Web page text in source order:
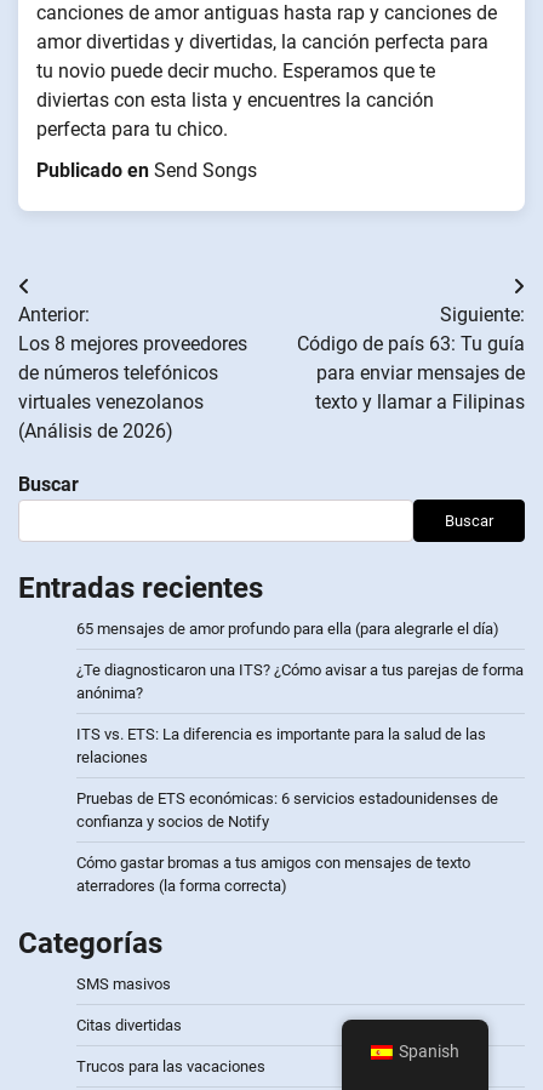
canciones de amor antiguas hasta rap y canciones de
amor divertidas y divertidas, la canción perfecta para
tu novio puede decir mucho. Esperamos que te
diviertas con esta lista y encuentres la canción
perfecta para tu chico.
Publicado en Send Songs
Navegación
de
entradas
Anterior:
Los 8 mejores proveedores
de números telefónicos
virtuales venezolanos
(Análisis de 2026)
Siguiente:
Código de país 63: Tu guía
para enviar mensajes de
texto y llamar a Filipinas
Buscar
Buscar
Entradas recientes
65 mensajes de amor profundo para ella (para alegrarle el día)
¿Te diagnosticaron una ITS? ¿Cómo avisar a tus parejas de forma
anónima?
ITS vs. ETS: La diferencia es importante para la salud de las
relaciones
Pruebas de ETS económicas: 6 servicios estadounidenses de
confianza y socios de Notify
Cómo gastar bromas a tus amigos con mensajes de texto
aterradores (la forma correcta)
Categorías
SMS masivos
Citas divertidas
Trucos para las vacaciones
Spanish